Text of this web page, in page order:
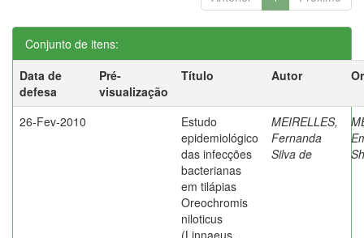
Conjunto de itens:
Data de
defesa
Pré-
visualização
Título Autor
26-Fev-2010
Estudo
epidemiológico
das infecções
bacterianas
em tilápias
Oreochromis
niloticus
(Linnaeus,
MEIRELLES,
Fernanda
Silva de